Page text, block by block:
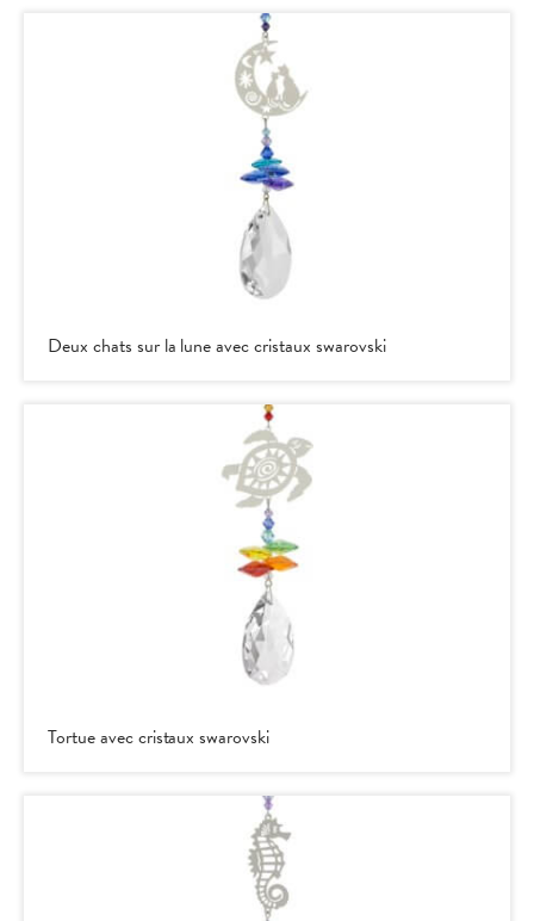
Deux chats sur la lune avec cristaux swarovski
Tortue avec cristaux swarovski